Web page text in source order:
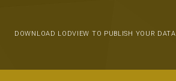
DOWNLOAD LODVIEW TO PUBLISH YOUR DATA